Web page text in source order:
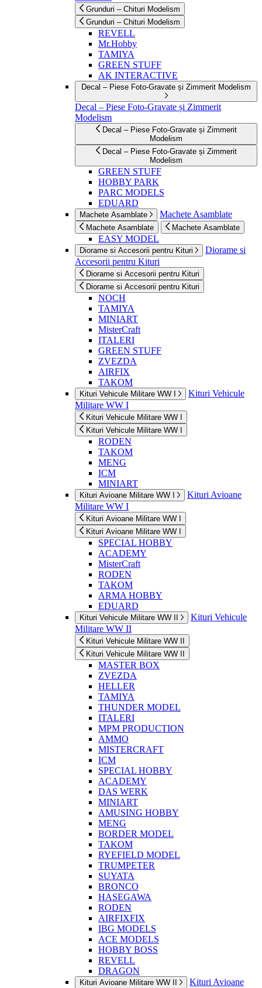
Grunduri – Chituri Modelism
Grunduri – Chituri Modelism
REVELL
Mr.Hobby
TAMIYA
GREEN STUFF
AK INTERACTIVE
Decal – Piese Foto-Gravate și Zimmerit Modelism
Decal – Piese Foto-Gravate și Zimmerit
Modelism
Decal – Piese Foto-Gravate și Zimmerit
Modelism
Decal – Piese Foto-Gravate și Zimmerit
Modelism
GREEN STUFF
HOBBY PARK
PARC MODELS
EDUARD
Machete Asamblate Machete Asamblate
Machete Asamblate Machete Asamblate
EASY MODEL
Diorame si Accesorii pentru Kituri
Diorame si
Accesorii pentru Kituri
Diorame si Accesorii pentru Kituri
Diorame si Accesorii pentru Kituri
NOCH
TAMIYA
MINIART
MisterCraft
ITALERI
GREEN STUFF
ZVEZDA
AIRFIX
TAKOM
Kituri Vehicule Militare WW I
Kituri Vehicule
Militare WW I
Kituri Vehicule Militare WW I
Kituri Vehicule Militare WW I
RODEN
TAKOM
MENG
ICM
MINIART
Kituri Avioane Militare WW I
Kituri Avioane
Militare WW I
Kituri Avioane Militare WW I
Kituri Avioane Militare WW I
SPECIAL HOBBY
ACADEMY
MisterCraft
RODEN
TAKOM
ARMA HOBBY
EDUARD
Kituri Vehicule Militare WW II
Kituri Vehicule
Militare WW II
Kituri Vehicule Militare WW II
Kituri Vehicule Militare WW II
MASTER BOX
ZVEZDA
HELLER
TAMIYA
THUNDER MODEL
ITALERI
MPM PRODUCTION
AMMO
MISTERCRAFT
ICM
SPECIAL HOBBY
ACADEMY
DAS WERK
MINIART
AMUSING HOBBY
MENG
BORDER MODEL
TAKOM
RYEFIELD MODEL
TRUMPETER
SUYATA
BRONCO
HASEGAWA
RODEN
AIRFIXFIX
IBG MODELS
ACE MODELS
HOBBY BOSS
REVELL
DRAGON
Kituri Avioane Militare WW II
Kituri Avioane